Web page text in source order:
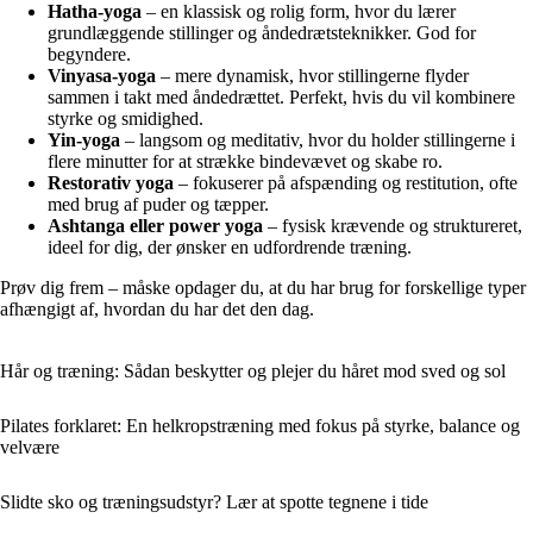
Hatha-yoga – en klassisk og rolig form, hvor du lærer
grundlæggende stillinger og åndedrætsteknikker. God for
begyndere.
Vinyasa-yoga – mere dynamisk, hvor stillingerne flyder
sammen i takt med åndedrættet. Perfekt, hvis du vil kombinere
styrke og smidighed.
Yin-yoga – langsom og meditativ, hvor du holder stillingerne i
flere minutter for at strække bindevævet og skabe ro.
Restorativ yoga – fokuserer på afspænding og restitution, ofte
med brug af puder og tæpper.
Ashtanga eller power yoga – fysisk krævende og struktureret,
ideel for dig, der ønsker en udfordrende træning.
Prøv dig frem – måske opdager du, at du har brug for forskellige typer
afhængigt af, hvordan du har det den dag.
Hår og træning: Sådan beskytter og plejer du håret mod sved og sol
Pilates forklaret: En helkropstræning med fokus på styrke, balance og
velvære
Slidte sko og træningsudstyr? Lær at spotte tegnene i tide